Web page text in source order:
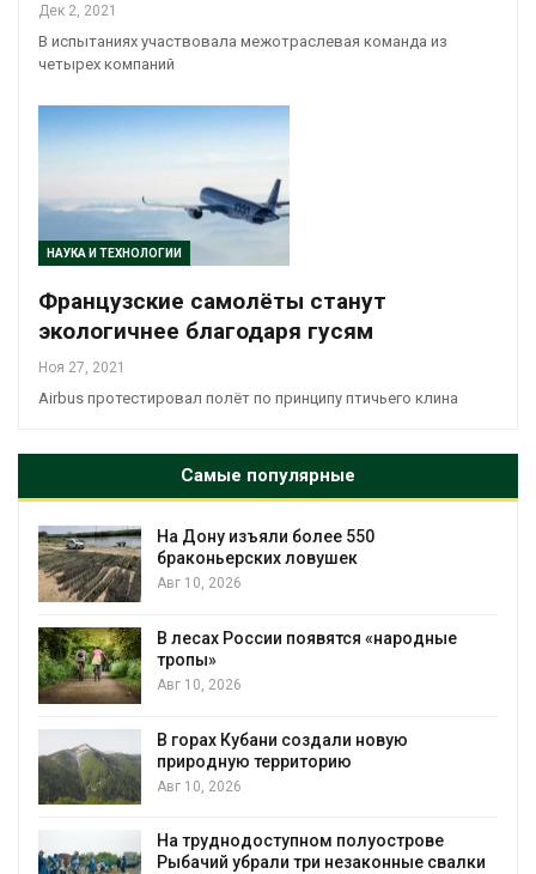
Дек 2, 2021
В испытаниях участвовала межотраслевая команда из
четырех компаний
НАУКА И ТЕХНОЛОГИИ
Французские самолёты станут
экологичнее благодаря гусям
Ноя 27, 2021
Airbus протестировал полёт по принципу птичьего клина
Самые популярные
На Дону изъяли более 550
браконьерских ловушек
Авг 10, 2026
В лесах России появятся «народные
тропы»
Авг 10, 2026
В горах Кубани создали новую
природную территорию
Авг 10, 2026
На труднодоступном полуострове
Рыбачий убрали три незаконные свалки